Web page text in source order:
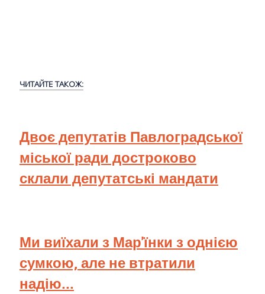
ЧИТАЙТЕ ТАКОЖ:
Двоє депутатів Павлоградської
міської ради достроково
склали депутатські мандати
Ми виїхали з Мар'їнки з однією
сумкою, але не втратили
надію...